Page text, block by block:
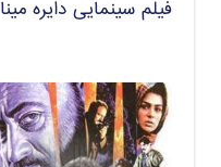
فیلم سینمایی دایره مینا